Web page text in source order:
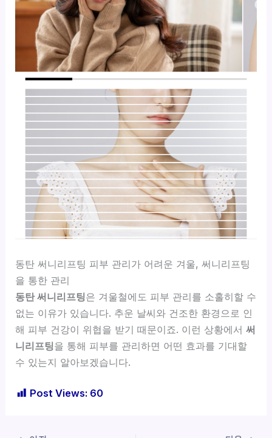
동탄 써니리프팅 피부 관리가 어려운 겨울, 써니리프팅
을 통한 관리
동탄 써니리프팅은 겨울철에도 피부 관리를 소홀히할 수
없는 이유가 있습니다. 추운 날씨와 건조한 환경으로 인
해 피부 건강이 위협을 받기 때문이죠. 이런 상황에서써
니리프팅을 통해 피부를 관리하면 어떤 효과를 기대할
수 있는지 알아보겠습니다.
Post Views: 60